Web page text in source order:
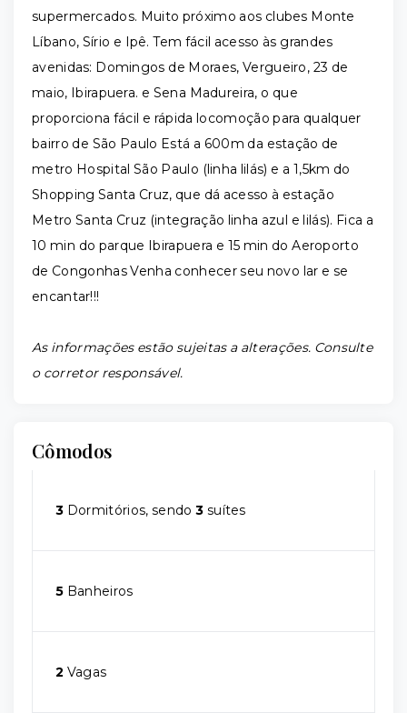
supermercados. Muito próximo aos clubes Monte
Líbano, Sírio e Ipê. Tem fácil acesso às grandes
avenidas: Domingos de Moraes, Vergueiro, 23 de
maio, Ibirapuera. e Sena Madureira, o que
proporciona fácil e rápida locomoção para qualquer
bairro de São Paulo Está a 600m da estação de
metro Hospital São Paulo (linha lilás) e a 1,5km do
Shopping Santa Cruz, que dá acesso à estação
Metro Santa Cruz (integração linha azul e lilás). Fica a
10 min do parque Ibirapuera e 15 min do Aeroporto
de Congonhas Venha conhecer seu novo lar e se
encantar!!!
As informações estão sujeitas a alterações. Consulte
o corretor responsável.
Cômodos
3 Dormitórios, sendo3 suítes
5 Banheiros
2 Vagas